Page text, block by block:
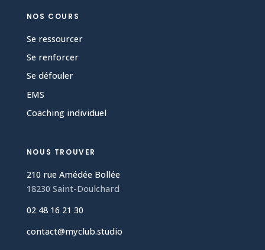
NOS COURS
Se ressourcer
Se renforcer
Se défouler
EMS
Coaching individuel
NOUS TROUVER
210 rue Amédée Bollée
18230 Saint-Doulchard
02 48 16 21 30
contact@myclub.studio